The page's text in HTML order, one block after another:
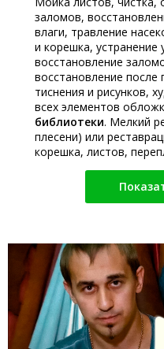
заломов,
влаги, травление
и корешка, устранение
восстановление
восстановление после
тиснения и рисунков,
всех элементов
библиотеки. Мелкий
плесени) или
корешка, листов,